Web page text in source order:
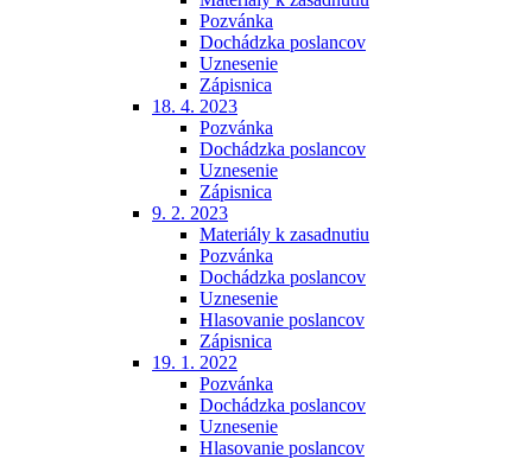
Pozvánka
Dochádzka poslancov
Uznesenie
Zápisnica
18. 4. 2023
Pozvánka
Dochádzka poslancov
Uznesenie
Zápisnica
9. 2. 2023
Materiály k zasadnutiu
Pozvánka
Dochádzka poslancov
Uznesenie
Hlasovanie poslancov
Zápisnica
19. 1. 2022
Pozvánka
Dochádzka poslancov
Uznesenie
Hlasovanie poslancov